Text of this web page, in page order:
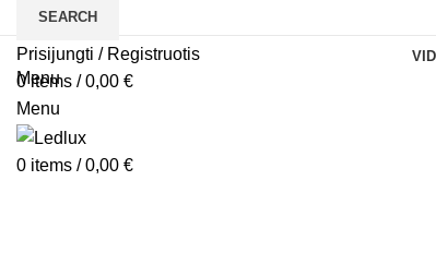
SEARCH
Prisijungti / Registruotis
0items / 0,00 €
Menu
0 items / 0,00 €
Menu